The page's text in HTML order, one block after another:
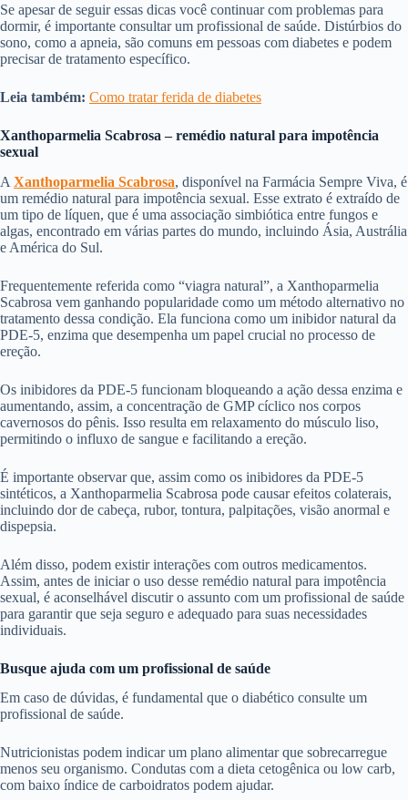
Se apesar de seguir essas dicas você continuar com problemas para
dormir, é importante consultar um profissional de saúde. Distúrbios do
sono, como a apneia, são comuns em pessoas com diabetes e podem
precisar de tratamento específico.
Leia também: Como tratar ferida de diabetes
Xanthoparmelia Scabrosa – remédio natural para impotência
sexual
A Xanthoparmelia Scabrosa, disponível na Farmácia Sempre Viva, é
um remédio natural para impotência sexual. Esse extrato é extraído de
um tipo de líquen, que é uma associação simbiótica entre fungos e
algas, encontrado em várias partes do mundo, incluindo Ásia, Austrália
e América do Sul.
Frequentemente referida como “viagra natural”, a Xanthoparmelia
Scabrosa vem ganhando popularidade como um método alternativo no
tratamento dessa condição. Ela funciona como um inibidor natural da
PDE-5, enzima que desempenha um papel crucial no processo de
ereção.
Os inibidores da PDE-5 funcionam bloqueando a ação dessa enzima e
aumentando, assim, a concentração de GMP cíclico nos corpos
cavernosos do pênis. Isso resulta em relaxamento do músculo liso,
permitindo o influxo de sangue e facilitando a ereção.
É importante observar que, assim como os inibidores da PDE-5
sintéticos, a Xanthoparmelia Scabrosa pode causar efeitos colaterais,
incluindo dor de cabeça, rubor, tontura, palpitações, visão anormal e
dispepsia.
Além disso, podem existir interações com outros medicamentos.
Assim, antes de iniciar o uso desse remédio natural para impotência
sexual, é aconselhável discutir o assunto com um profissional de saúde
para garantir que seja seguro e adequado para suas necessidades
individuais.
Busque ajuda com um profissional de saúde
Em caso de dúvidas, é fundamental que o diabético consulte um
profissional de saúde.
Nutricionistas podem indicar um plano alimentar que sobrecarregue
menos seu organismo. Condutas com a dieta cetogênica ou low carb,
com baixo índice de carboidratos podem ajudar.